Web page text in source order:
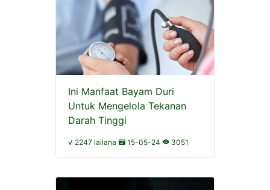
Ini Manfaat Bayam Duri
Untuk Mengelola Tekanan
Darah Tinggi
√ 2247 lailana 15-05-24 3051